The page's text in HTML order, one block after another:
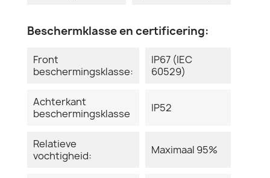
Beschermklasse en certificering:
Front
beschermingsklasse:
IP67 (IEC
60529)
Achterkant
beschermingsklasse
IP52
Relatieve
vochtigheid:
Maximaal 95%